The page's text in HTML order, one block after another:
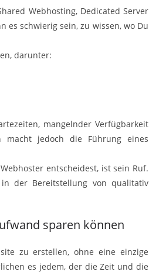
Webhosting, Dedicated Server
es schwierig sein, zu wissen, wo Du
darunter:
mangelnder Verfügbarkeit
jedoch die Führung eines
entscheidest, ist sein Ruf.
der Bereitstellung von qualitativ
sparen können
zu erstellen, ohne eine einzige
es jedem, der die Zeit und die